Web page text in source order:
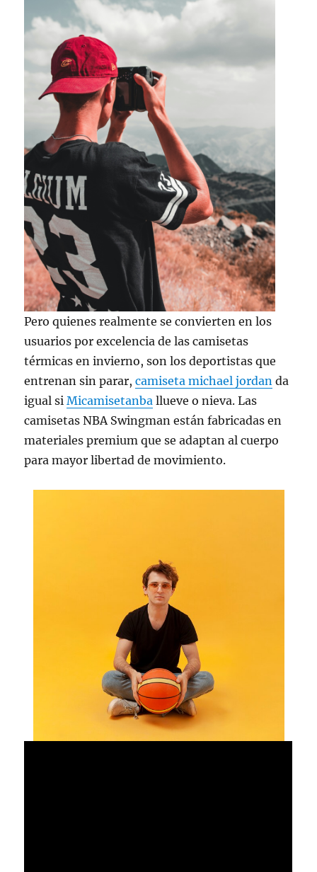
Pero quienes realmente se convierten en los
usuarios por excelencia de las camisetas
térmicas en invierno, son los deportistas que
entrenan sin parar,camiseta michael jordan da
igual siMicamisetanba llueve o nieva. Las
camisetas NBA Swingman están fabricadas en
materiales premium que se adaptan al cuerpo
para mayor libertad de movimiento.